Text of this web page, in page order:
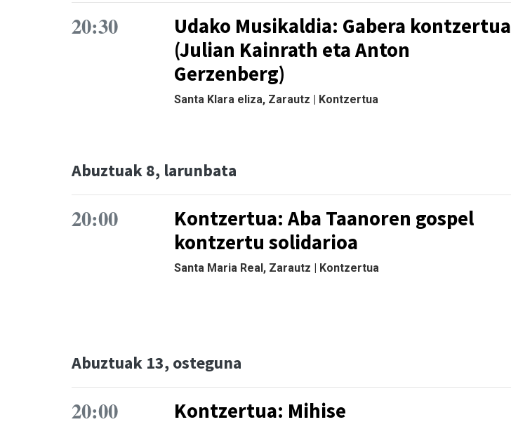
20:30
Udako Musikaldia: Gabera kontzertua
(Julian Kainrath eta Anton
Gerzenberg)
Santa Klara eliza, Zarautz | Kontzertua
Abuztuak 8, larunbata
20:00
Kontzertua: Aba Taanoren gospel
kontzertu solidarioa
Santa Maria Real, Zarautz | Kontzertua
Abuztuak 13, osteguna
20:00 Kontzertua: Mihise